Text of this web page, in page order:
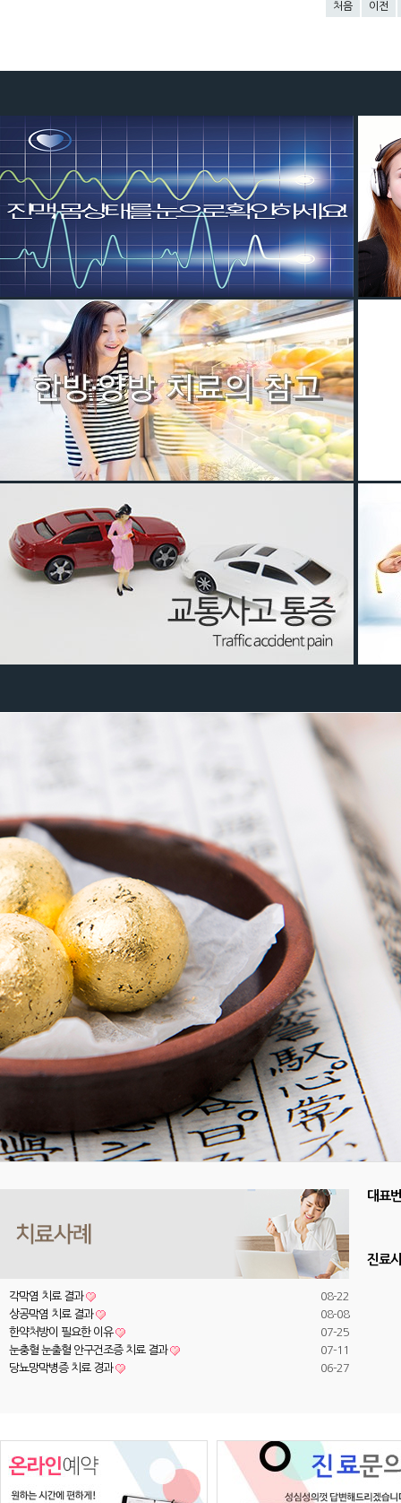
처음 이전
각막염 치료 결과
08-22
상공막염 치료 결과
08-08
한약처방이 필요한 이유
07-25
눈충혈 눈출혈 안구건조증 치료 결과
07-11
당뇨망막병증 치료 경과
06-27
대표
진료